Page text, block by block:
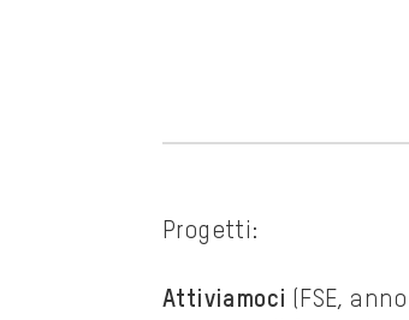
Progetti:
Attiviamoci (FSE,